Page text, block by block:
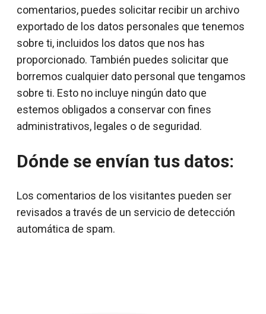
comentarios, puedes solicitar recibir un archivo
exportado de los datos personales que tenemos
sobre ti, incluidos los datos que nos has
proporcionado. También puedes solicitar que
borremos cualquier dato personal que tengamos
sobre ti. Esto no incluye ningún dato que
estemos obligados a conservar con fines
administrativos, legales o de seguridad.
Dónde se envían tus datos:
Los comentarios de los visitantes pueden ser
revisados ​​a través de un servicio de detección
automática de spam.